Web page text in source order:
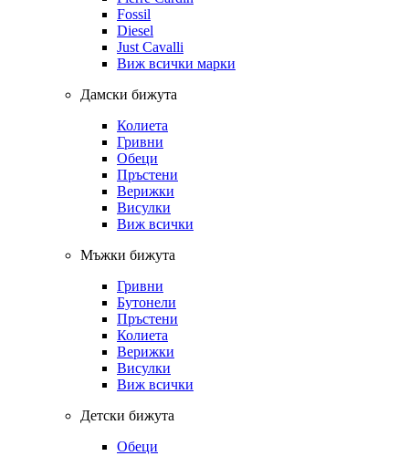
Fossil
Diesel
Just Cavalli
Виж всички марки
Дамски бижута
Колиета
Гривни
Обеци
Пръстени
Верижки
Висулки
Виж всички
Мъжки бижута
Гривни
Бутонели
Пръстени
Колиета
Верижки
Висулки
Виж всички
Детски бижута
Обеци